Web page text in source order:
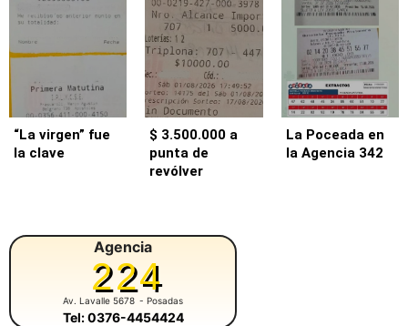
“La virgen” fue
la clave
$ 3.500.000 a
punta de
revólver
La Poceada en
la Agencia 342
Agencia
224
Av. Lavalle 5678 - Posadas
Tel: 0376-4454424